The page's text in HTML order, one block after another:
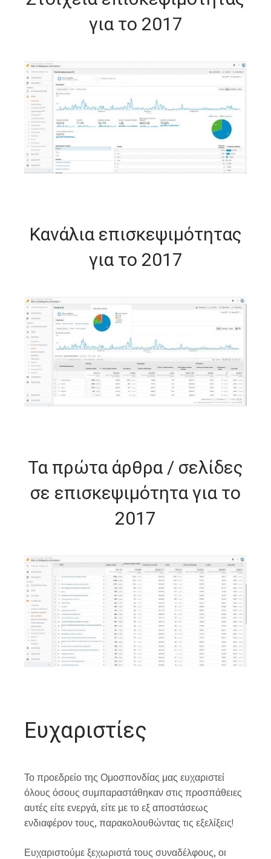
για το 2017
Κανάλια επισκεψιμότητας
για το 2017
Τα πρώτα άρθρα / σελίδες
σε επισκεψιμότητα για το
2017
Ευχαριστίες
Το προεδρείο της Ομοσπονδίας μας ευχαριστεί
όλους όσους συμπαραστάθηκαν στις προσπάθειες
αυτές είτε ενεργά, είτε με το εξ αποστάσεως
ενδιαφέρον τους, παρακολουθώντας τις εξελίξεις!
Ευχαριστούμε ξεχωριστά τους συναδέλφους, οι